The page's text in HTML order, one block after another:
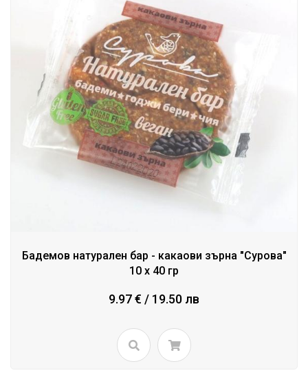
Бадемов натурален бар - какаови зърна "Сурова"
10 х 40 гр
9.97 € / 19.50 лв